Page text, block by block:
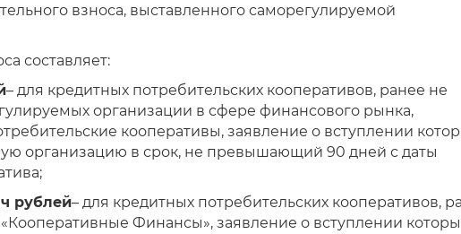
взноса, выставленного саморегулируемой
составляет:
– для кредитных потребительских кооперативов, ранее не
организации в сфере финансового рынка,
кооперативы, заявление о вступлении
организацию в срок, не превышающий 90 дней с даты
рублей– для кредитных потребительских кооперативов,
Финансы», заявление о вступлении